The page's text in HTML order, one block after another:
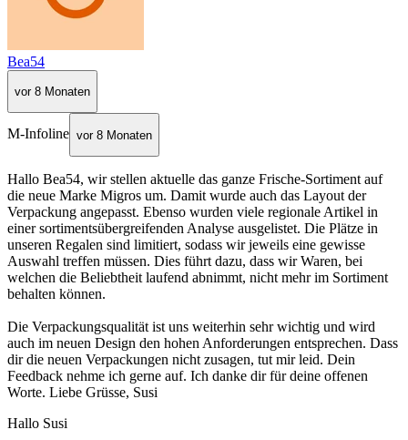
Bea54
vor 8 Monaten
M-Infoline vor 8 Monaten
Hallo Bea54, wir stellen aktuelle das ganze Frische-Sortiment auf
die neue Marke Migros um. Damit wurde auch das Layout der
Verpackung angepasst. Ebenso wurden viele regionale Artikel in
einer sortimentsübergreifenden Analyse ausgelistet. Die Plätze in
unseren Regalen sind limitiert, sodass wir jeweils eine gewisse
Auswahl treffen müssen. Dies führt dazu, dass wir Waren, bei
welchen die Beliebtheit laufend abnimmt, nicht mehr im Sortiment
behalten können.
Die Verpackungsqualität ist uns weiterhin sehr wichtig und wird
auch im neuen Design den hohen Anforderungen entsprechen. Dass
dir die neuen Verpackungen nicht zusagen, tut mir leid. Dein
Feedback nehme ich gerne auf. Ich danke dir für deine offenen
Worte. Liebe Grüsse, Susi
Hallo Susi